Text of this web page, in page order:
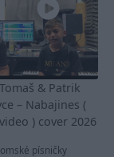
& Patrik
– Nabajines (
) cover 2026
písničky